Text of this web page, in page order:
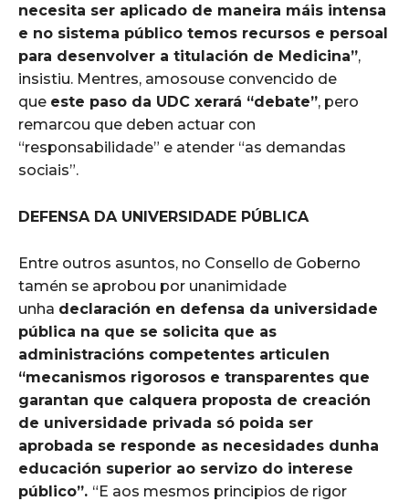
necesita ser aplicado de maneira máis intensa
e no sistema público temos recursos e persoal
para desenvolver a titulación de Medicina”,
insistiu. Mentres, amosouse convencido de
que este paso da UDC xerará “debate”, pero
remarcou que deben actuar con
“responsabilidade” e atender “as demandas
sociais”.
DEFENSA DA UNIVERSIDADE PÚBLICA
Entre outros asuntos, no Consello de Goberno
tamén se aprobou por unanimidade
unha declaración en defensa da universidade
pública na que se solicita que as
administracións competentes articulen
“mecanismos rigorosos e transparentes que
garantan que calquera proposta de creación
de universidade privada só poida ser
aprobada se responde as necesidades dunha
educación superior ao servizo do interese
público”. “E aos mesmos principios de rigor